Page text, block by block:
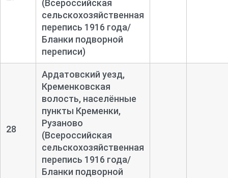
(Всероссийская
сельскохозяйственная
перепись 1916 года/
Бланки подворной
переписи)
28
Ардатовский уезд,
Кременковская
волость, населённые
пункты Кременки,
Рузаново
(Всероссийская
сельскохозяйственная
перепись 1916 года/
Бланки подворной